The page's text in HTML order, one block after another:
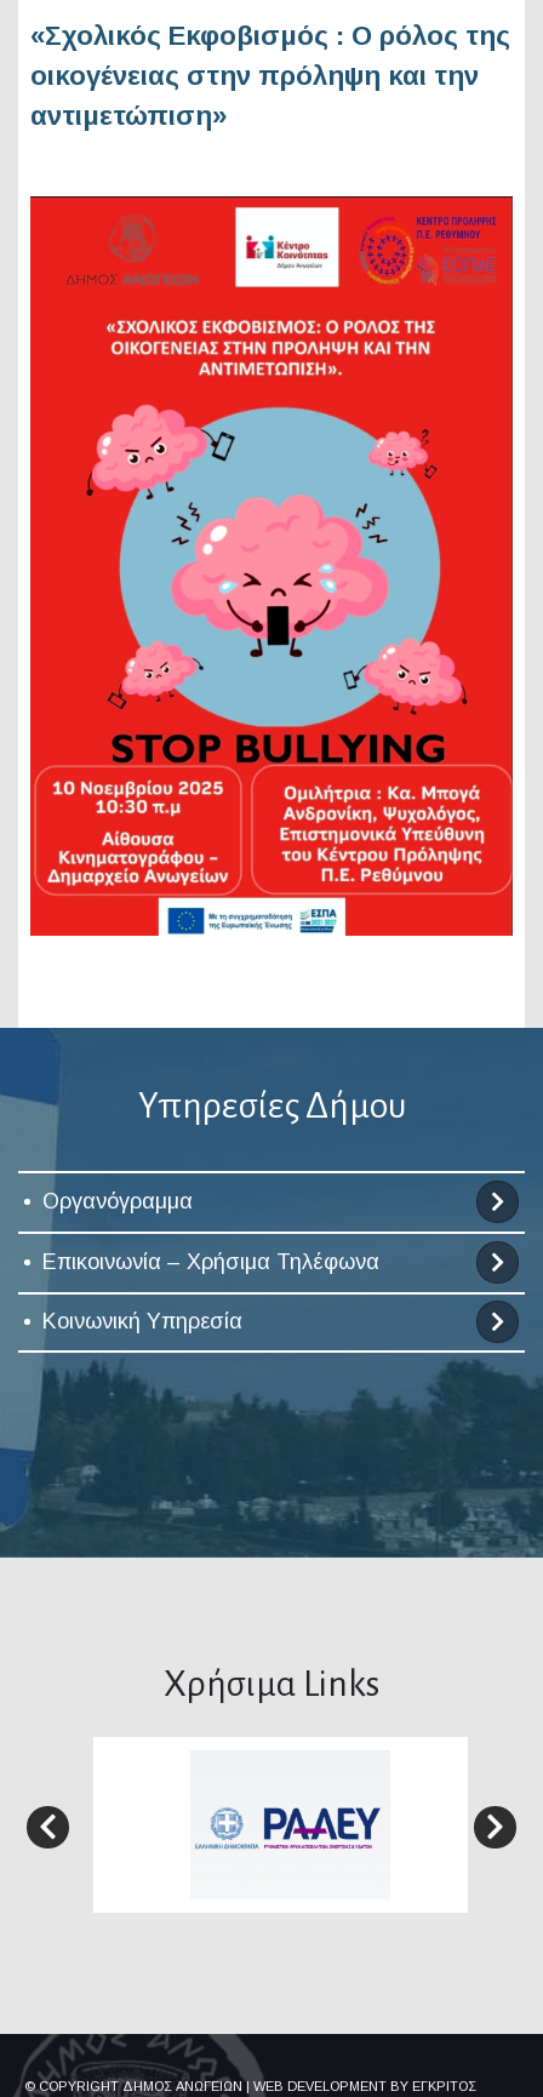
«Σχολικός Εκφοβισμός : Ο ρόλος της
οικογένειας στην πρόληψη και την
αντιμετώπιση»
Υπηρεσίες Δήμου
Οργανόγραμμα
Επικοινωνία – Χρήσιμα Τηλέφωνα
Κοινωνική Υπηρεσία
Χρήσιμα Links
© COPYRIGHT ΔΗΜΟΣ ΑΝΩΓΕΙΩΝ | WEB DEVELOPMENT BY ΕΓΚΡΙΤΟΣ